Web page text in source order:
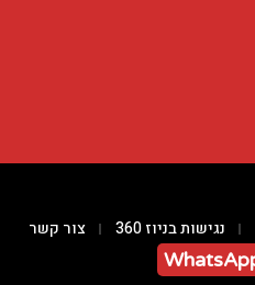
נגישות בניוז 360 צור קשר